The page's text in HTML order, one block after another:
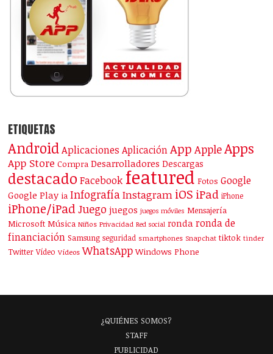
ETIQUETAS
Android Aplicaciones Aplicación App AppleApps
App Store Compra Desarrolladores Descargas
destacado Facebook featured Fotos Google
Google Play ia InfografíaInstagram iOS iPad iPhone
iPhone/iPad Juego juegos juegos móviles Mensajería
Microsoft Música Niños Privacidad Red social ronda ronda de
financiación Samsung seguridad smartphones Snapchat tiktok tinder
Twitter Vídeo Vídeos WhatsApp Windows Phone
¿QUIÉNES SOMOS?
STAFF
PUBLICIDAD